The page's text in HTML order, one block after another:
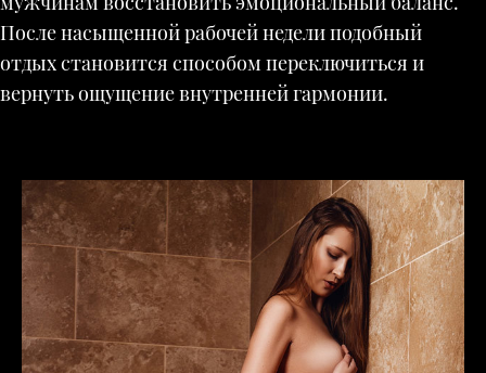
После насыщенной рабочей недели подобный
отдых становится способом переключиться и
вернуть ощущение внутренней гармонии.